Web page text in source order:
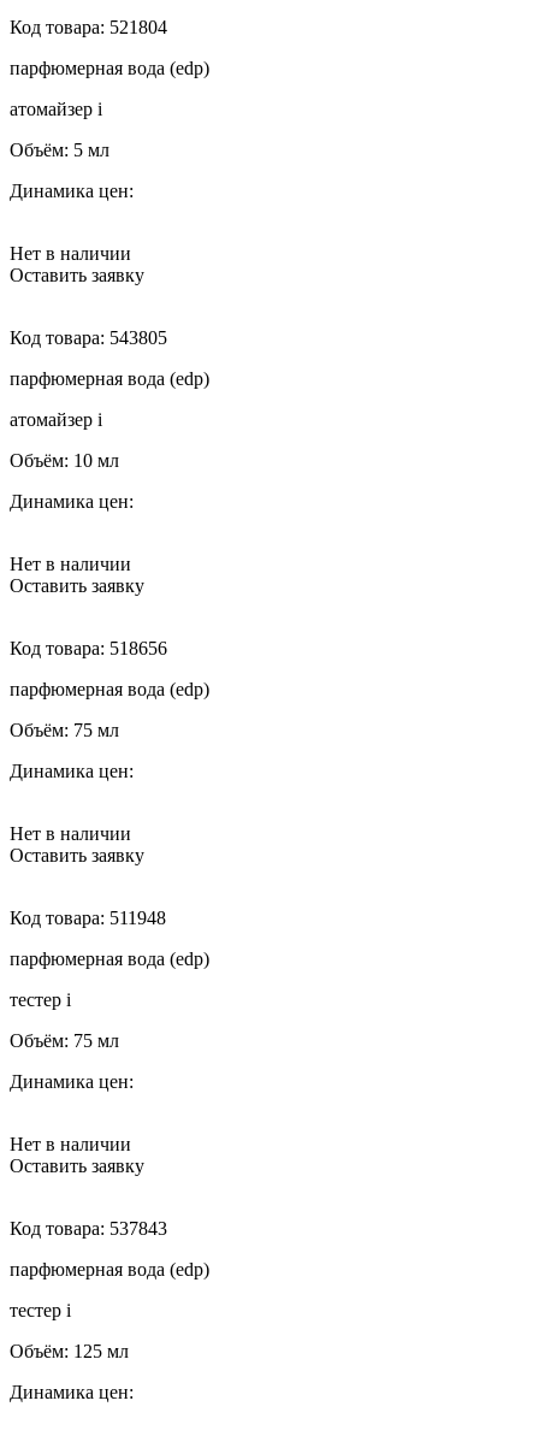
Код товара: 521804
парфюмерная вода (edp)
атомайзер i
Объём: 5 мл
Динамика цен:
Нет в наличии
Оставить заявку
Код товара: 543805
парфюмерная вода (edp)
атомайзер i
Объём: 10 мл
Динамика цен:
Нет в наличии
Оставить заявку
Код товара: 518656
парфюмерная вода (edp)
Объём: 75 мл
Динамика цен:
Нет в наличии
Оставить заявку
Код товара: 511948
парфюмерная вода (edp)
тестер i
Объём: 75 мл
Динамика цен:
Нет в наличии
Оставить заявку
Код товара: 537843
парфюмерная вода (edp)
тестер i
Объём: 125 мл
Динамика цен: